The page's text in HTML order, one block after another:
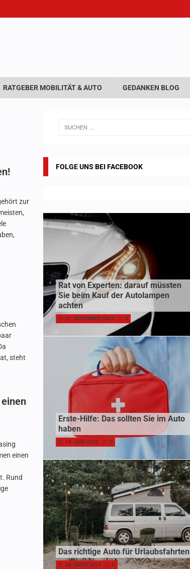
RATGEBER MOBILITÄT & AUTO GEDANKEN BLOG
zur
steht
einen
Rund
FOLGE UNS BEI FACEBOOK
Rat von Experten: darauf müssten
Sie beim Kauf der Autolampen
achten
21. NOVEMBER 2022 0
Erste-Hilfe: Das sollten Sie im Auto
haben
18. JUNI 2022 0
Das richtige Auto für Urlaubsfahrten
28. MÄRZ 2023 0